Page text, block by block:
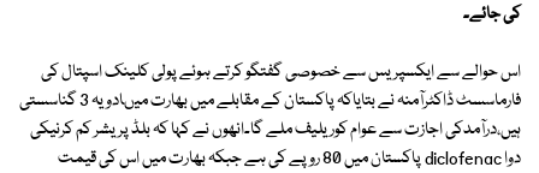
کی جائے۔
اس حوالے سے ایکسپریس سے خصوصی گفتگو کرتے ہوئے پولی کلینک اسپتال کی
فارماسسٹ ڈاکٹرآمنہ نے بتایاکہ پاکستان کے مقابلے میں بھارت میںادویہ 3 گناسستی
ہیں،درآمدکی اجازت سے عوام کوریلیف ملے گا۔انھوں نے کہا کہ بلڈ پریشر کم کرنیکی
دوا diclofenac پاکستان میں 80 روپے کی ہے جبکہ بھارت میں اس کی قیمت